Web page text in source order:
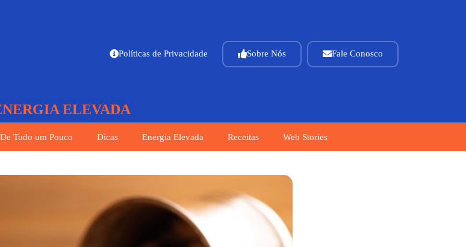
Políticas de Privacidade Sobre Nós Fale Conosco
ELEVADA
De Tudo um Pouco Dicas Energia Elevada Receitas Web Stories